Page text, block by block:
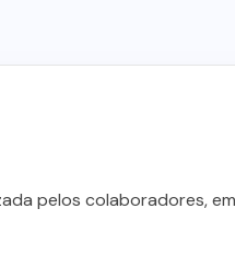
pelos colaboradores,